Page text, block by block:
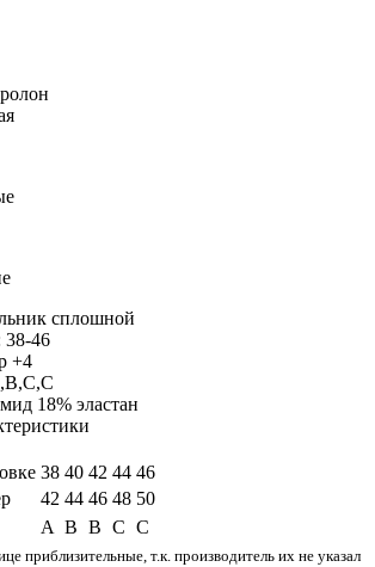
сплошной
38-46
+4
18% эластан
38 40 42 44 46
42 44 46 48 50
A B B C C
приблизительные, т.к. производитель их не указал